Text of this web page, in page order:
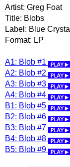
Artist: Greg Foat
Title: Blobs
Label: Blue
Format: LP
A1: Blob #1
A2: Blob #2
A3: Blob #3
A4: Blob #4
B1: Blob #5
B2: Blob #6
B3: Blob #7
B4: Blob #8
B5: Blob #9